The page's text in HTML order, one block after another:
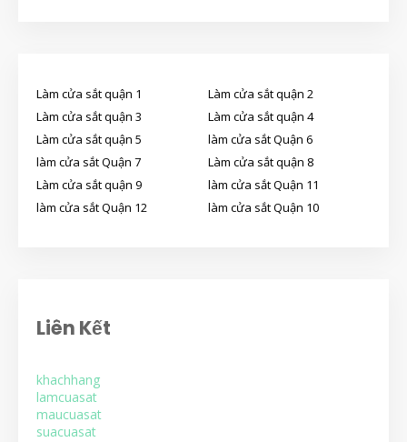
Làm cửa sắt quận 1
Làm cửa sắt quận 2
Làm cửa sắt quận 3
Làm cửa sắt quận 4
Làm cửa sắt quận 5
làm cửa sắt Quận 6
làm cửa sắt Quận 7
Làm cửa sắt quận 8
Làm cửa sắt quận 9
làm cửa sắt Quận 11
làm cửa sắt Quận 12
làm cửa sắt Quận 10
Liên Kết
khachhang
lamcuasat
maucuasat
suacuasat